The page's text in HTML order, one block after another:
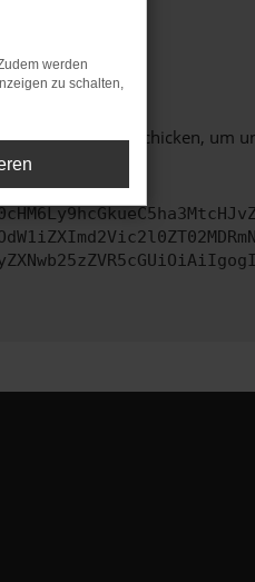
werden.
diesen Text schicken, um
werden
zu schalten,